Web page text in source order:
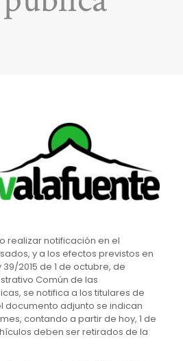
realizar notificación en el
y a los efectos previstos en
2015 de 1 de octubre, de
Común de las
se notifica a los titulares de
documento adjunto se indican
contando a partir de hoy, 1 de
deben ser retirados de la